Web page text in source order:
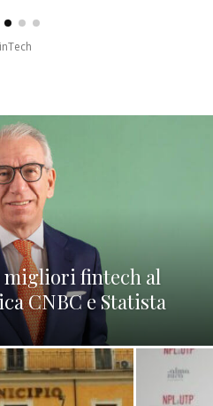
migliori fintech al
CNBC e Statista